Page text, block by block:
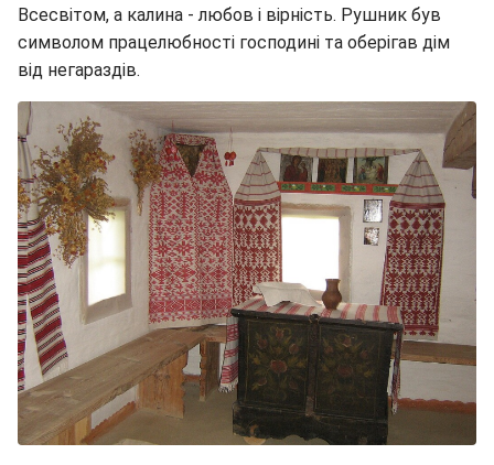
Всесвітом, а калина - любов і вірність. Рушник був
символом працелюбності господині та оберігав дім
від негараздів.